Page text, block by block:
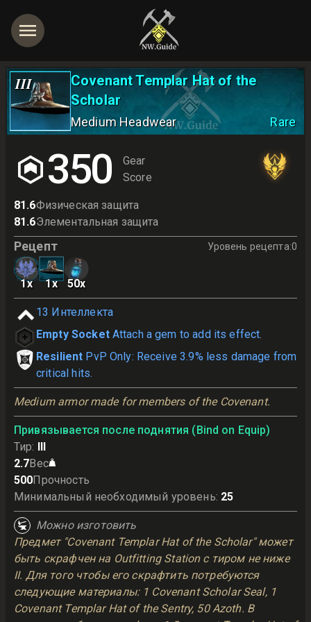
III
Covenant Templar Hat of the
Scholar
Medium Headwear Rare
350
Gear
Score
81.6Физическая защита
81.6Элементальная защита
Рецепт Уровень рецепта:0
1x 1x 50x
13 Интеллекта
Empty Socket Attach a gem to add its effect.
Resilient PvP Only: Receive 3.9% less damage from
critical hits.
Medium armor made for members of the Covenant.
Привязывается после поднятия (Bind on Equip)
Тир: III
2.7Вес
500Прочность
Минимальный необходимый уровень: 25
Можно изготовить
Предмет "Covenant Templar Hat of the Scholar" может
быть скрафчен на Outfitting Station с тиром не ниже
II. Для того чтобы его скрафтить потребуются
следующие материалы: 1 Covenant Scholar Seal, 1
Covenant Templar Hat of the Sentry, 50 Azoth. В